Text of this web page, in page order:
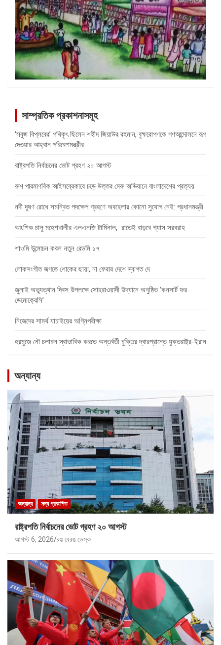
সাম্প্রতিক প্রকাশনাসমূহ
‘সবুজ বিপ্লবের’ পথিকৃৎ ছিলেন শহীদ জিয়াউর রহমান, বৃক্ষরোপণকে গণআন্দোলনে রূপ
দেওয়ার আহ্বান পরিবেশমন্ত্রীর
রাষ্ট্রপতি নির্বাচনের ভোট গ্রহণ ২০ আগস্ট
রুশ পারমাণবিক আইসব্রেকারে চড়ে উত্তর মেরু অভিযানে বাংলাদেশের প্রত্যয়
নদী দূষণ রোধে সমন্বিত পদক্ষেপ গ্রহণে অবহেলার কোনো সুযোগ নেই: প্রধানমন্ত্রী
আংশিক চালু মহেশখালীর এলএনজি টার্মিনাল, রাতেই বাড়বে গ্যাস সরবরাহ
শাওমি উন্মোচন করল নতুন রেডমি ১৭
লোকসংগীত জগতে শোকের ছায়া, না ফেরার দেশে স্বাগত দে
জুলাই অভ্যুত্থান দিবস উপলক্ষে সোহরাওয়ার্দী উদ্যানে অনুষ্ঠিত ‘কনসার্ট ফর
ডেমোক্রেসি’
নিজেদের সামর্থ যাচাইয়ের অগ্নিপরীক্ষা
হরমুজে নৌ চলাচল স্বাভাবিক করতে অন্তর্বর্তী চুক্তির দ্বারপ্রান্তে যুক্তরাষ্ট্র-ইরান
অন্যান্য
অন্যান্য সদ্য প্রকাশিত
রাষ্ট্রপতি নির্বাচনের ভোট গ্রহণ ২০ আগস্ট
আগস্ট 6, 2026 রঙ বেরঙ ডেস্ক